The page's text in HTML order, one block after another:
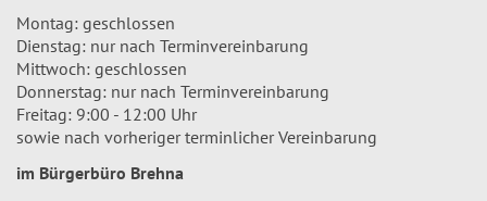
Montag: geschlossen
Dienstag: nur nach Terminvereinbarung
Mittwoch: geschlossen
Donnerstag: nur nach Terminvereinbarung
Freitag: 9:00 - 12:00 Uhr
sowie nach vorheriger terminlicher Vereinbarung
im Bürgerbüro Brehna